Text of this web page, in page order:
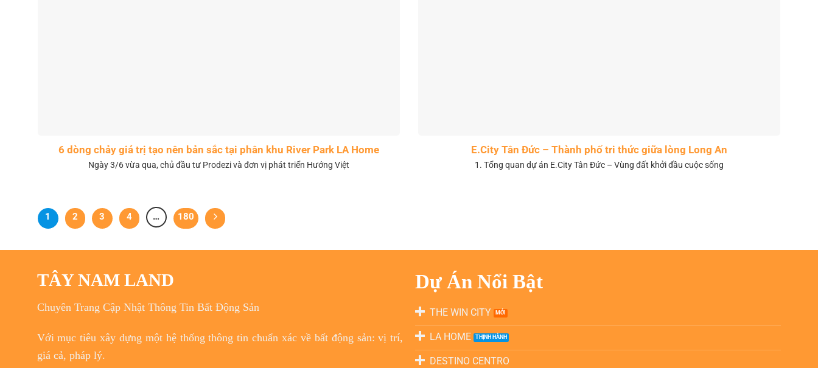
6 dòng chảy giá trị tạo nên bản sắc tại phân khu River Park LA Home
Ngày 3/6 vừa qua, chủ đầu tư Prodezi và đơn vị phát triển Hướng Việt
E.City Tân Đức – Thành phố tri thức giữa lòng Long An
1. Tổng quan dự án E.City Tân Đức – Vùng đất khởi đầu cuộc sống
1 2 3 4 … 180
TÂY NAM LAND
Chuyên Trang Cập Nhật Thông Tin Bất Động Sản
Vớimục tiêu xây dựng một hệ thống thông tin chuẩn xác về bất động sản: vị trí,
giá cả, pháp lý.
Dự Án Nổi Bật
THE WIN CITY
LA HOME
DESTINO CENTRO